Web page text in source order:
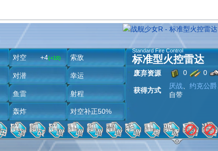
Standard Fire Control
标准型火控雷达
对空 +4(+18)
对潜
鱼雷
轰炸
索敌
幸运
射程
对空补正50%
废弃资源 0 0
获得方式
厌战、 约克公爵
自带